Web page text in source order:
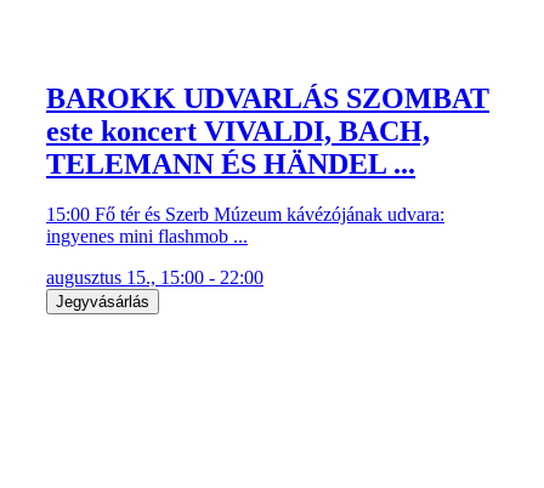
BAROKK UDVARLÁS SZOMBAT
este koncert VIVALDI, BACH,
TELEMANN ÉS HÄNDEL ...
15:00 Fő tér és Szerb Múzeum kávézójának udvara:
ingyenes mini flashmob ...
augusztus 15., 15:00 - 22:00
Jegyvásárlás